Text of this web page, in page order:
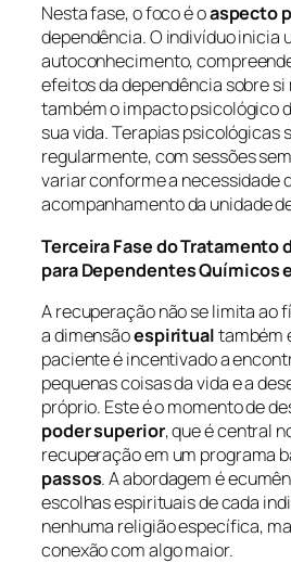
Nesta fase, o foco é oaspecto
dependência. O indivíduo inicia
autoconhecimento,
efeitos da dependência sobre si
também o impacto psicológico
sua vida. Terapias psicológicas
regularmente, com sessões
variar conforme a necessidade
acompanhamento da unidade
Terceira Fase do Tratamento
para Dependentes Químicos
A recuperação não se limita ao
a dimensãoespiritualtambém
paciente é incentivado a
pequenas coisas da vida e a
próprio. Este é o momento de
poder superior, que é central
recuperação em um programa
passos. A abordagem é
escolhas espirituais de cada
nenhuma religião específica,
conexão com algo maior.